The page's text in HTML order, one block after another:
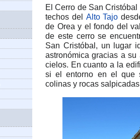
El Cerro de San
techos del Alto Tajo
de Orea y el fondo del
de este cerro se
San Cristóbal, un lugar
astronómica gracias a
cielos. En cuanto a la
si el entorno en el que
colinas y rocas